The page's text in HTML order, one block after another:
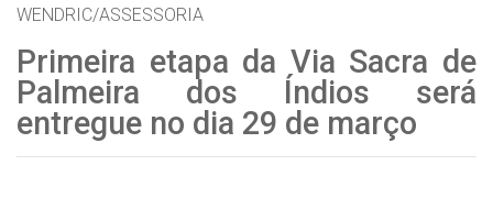
WENDRIC/ASSESSORIA
Primeira etapa da Via Sacra de
Palmeira dos Índios será
entregue no dia 29 de março